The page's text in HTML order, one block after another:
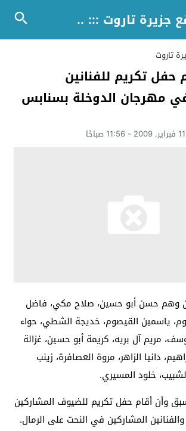
جزيرة تاروت ::: ..
تاروت
حفل تكريم للفنانين
مهرجان الدوخلة بسنابس
وهم حسن أبو حسين، صلاح مكي، فاضل
ياسمين القيصوم، خديجة الشطي، حواء
مريم آل بريه، كريمة أبو حسين، غزالة
دانيا الزاهر، مروة العصافرة، زينب
خلود المسيري.
وأن أقام حفل تكريم للضيوف المشاركين
المشاركين في النحت على الرمال.